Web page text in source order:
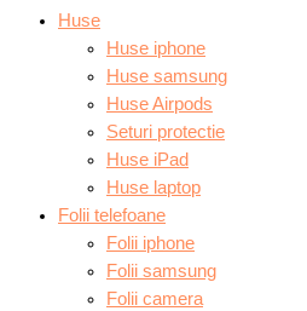
Huse
Huse iphone
Huse samsung
Huse Airpods
Seturi protectie
Huse iPad
Huse laptop
Folii telefoane
Folii iphone
Folii samsung
Folii camera